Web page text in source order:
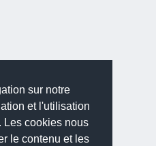
sur notre
et l'utilisation
Les cookies nous
le contenu et les